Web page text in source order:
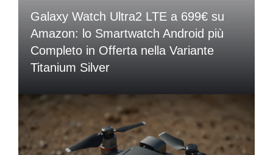
Galaxy Watch Ultra2 LTE a 699€ su
Amazon: lo Smartwatch Android più
Completo in Offerta nella Variante
Titanium Silver